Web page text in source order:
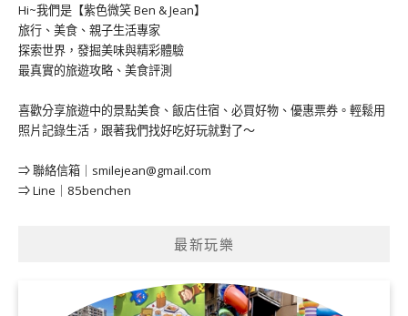
Hi~我們是【紫色微笑 Ben & Jean】
旅行、美食、親子生活專家
探索世界，發掘美味與精彩體驗
最真實的旅遊攻略、美食評測
喜歡分享旅遊中的景點美食、飯店住宿、必買好物、優惠票券。輕鬆用
照片記錄生活，跟著我們找好吃好玩就對了～
⇒ 聯絡信箱｜ smilejean@gmail.com
⇒ Line｜85benchen
最新玩樂